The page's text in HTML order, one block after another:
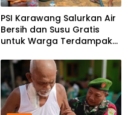
PSI Karawang Salurkan Air
Bersih dan Susu Gratis
untuk Warga Terdampak
Selatan